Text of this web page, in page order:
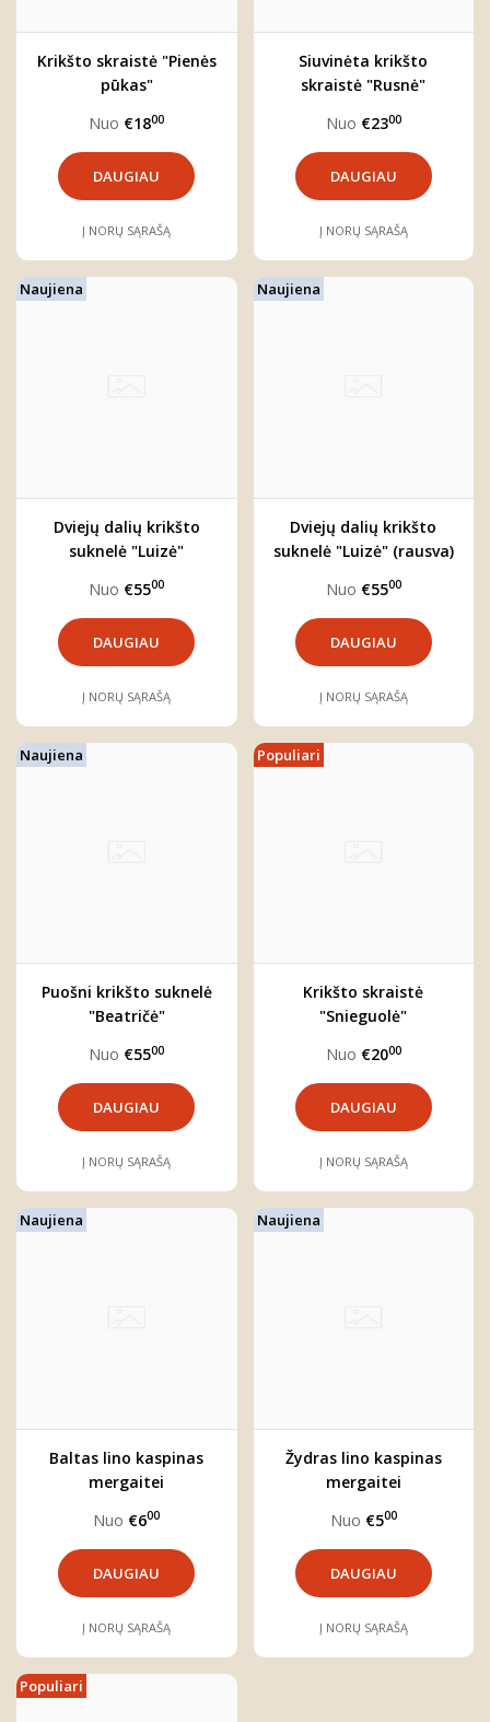
Krikšto skraistė "Pienės
pūkas"
Nuo €1800
DAUGIAU
Į NORŲ SĄRAŠĄ
Siuvinėta krikšto
skraistė "Rusnė"
Nuo €2300
DAUGIAU
Į NORŲ SĄRAŠĄ
Naujiena
Dviejų dalių krikšto
suknelė "Luizė"
Nuo €5500
DAUGIAU
Į NORŲ SĄRAŠĄ
Naujiena
Dviejų dalių krikšto
suknelė "Luizė" (rausva)
Nuo €5500
DAUGIAU
Į NORŲ SĄRAŠĄ
Naujiena
Puošni krikšto suknelė
"Beatričė"
Nuo €5500
DAUGIAU
Į NORŲ SĄRAŠĄ
Populiari
Krikšto skraistė
"Snieguolė"
Nuo €2000
DAUGIAU
Į NORŲ SĄRAŠĄ
Naujiena
Baltas lino kaspinas
mergaitei
Nuo €600
DAUGIAU
Į NORŲ SĄRAŠĄ
Naujiena
Žydras lino kaspinas
mergaitei
Nuo €500
DAUGIAU
Į NORŲ SĄRAŠĄ
Populiari